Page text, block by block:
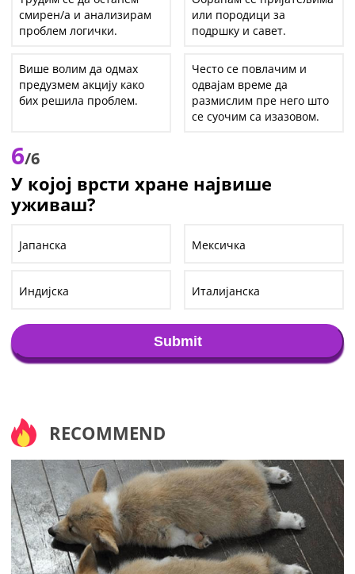
смирен/а и анализирам
проблем логички.
или породици за
подршку и савет.
Више волим да одмах
предузмем акцију како
бих решила проблем.
Често се повлачим и
одвајам време да
размислим пре него што
се суочим са изазовом.
6/6
У којој врсти хране највише
уживаш?
Јапанска Мексичка
Индијска Италијанска
Submit
RECOMMEND